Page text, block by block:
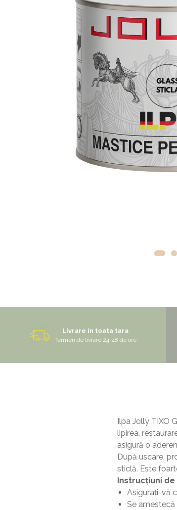
Livrare in toata tara
Termen de livrare 24-48 de ore
Ilpa Jolly TIXO
lipirea,
asigură o
După uscare,
sticlă. Este
Instrucțiuni
Asigurați-vă
Se